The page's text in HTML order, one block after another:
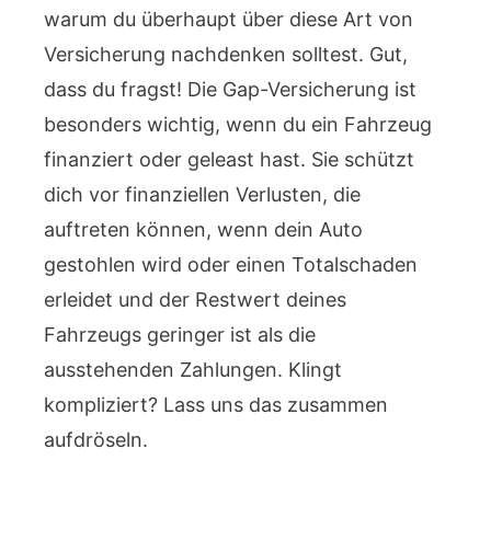
warum du überhaupt über diese Art von
Versicherung nachdenken solltest. Gut,
dass du fragst! Die Gap-Versicherung ist
besonders wichtig, wenn du ein Fahrzeug
finanziert oder geleast hast. Sie schützt
dich vor finanziellen Verlusten, die
auftreten können, wenn dein Auto
gestohlen wird oder einen Totalschaden
erleidet und der Restwert deines
Fahrzeugs geringer ist als die
ausstehenden Zahlungen. Klingt
kompliziert? Lass uns das zusammen
aufdröseln.